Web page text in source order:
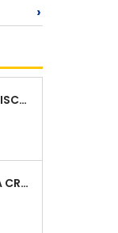
›
LIJA 3M PARA DISCO ABRASIVOG 100
MANGO DUCHA CROMO 1 FUNCION ANTICAL STRETTO